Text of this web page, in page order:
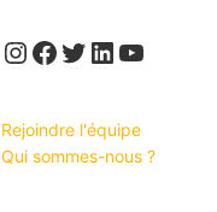
Instagram
Facebook
Twitter
LinkedIn
YouTube
Rejoindre l'équipe
Qui sommes-nous ?